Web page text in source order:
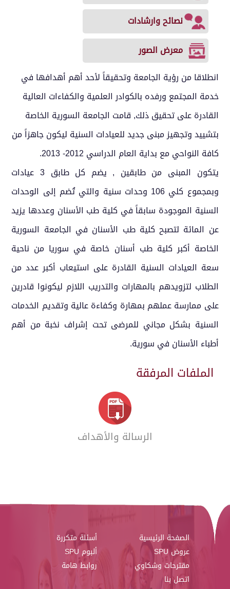
نصائح وارشادات
معرض الصور
انطلاقا من رؤية الجامعة وتحقيقاً لأحد أهم أهدافها في
خدمة المجتمع ورفده بالكوادر العلمية والكفاءات العالية
القادرة على تحقيق ذلك, قامت الجامعة السورية الخاصة
بتشييد وتجهيز مبنى جديد للعيادات السنية ليكون جاهزاً من
كافة النواحي مع بداية العام الدراسي 2012- 2013.
يتكون المبنى من طابقين , يضم كل طابق 3 عيادات
وبمجموع كلي 106 وحدات سنية والتي تُضم إلى الوحدات
السنية الموجودة سابقاً في كلية طب الأسنان وعددها يزيد
عن المائة لتصبح كلية طب الأسنان في الجامعة السورية
الخاصة أكبر كلية طب أسنان خاصة في سوريا من ناحية
سعة العيادات السنية القادرة على استيعاب أكبر عدد من
الطلاب لتزويدهم بالمهارات والتدريب اللازم ليكونوا قادرين
على ممارسة عملهم بمهارة وكفاءة عالية وتقديم الخدمات
السنية بشكل مجاني للمرضى تحت إشراف نخبة من أهم
أطباء الأسنان في سورية.
الملفات المرفقة
الرسالة والأهداف
الصفحة الرئيسية
أسئلة متكررة
عروض SPU
ألبوم SPU
مقترحات وشكاوي
روابط هامة
اتصل بنا